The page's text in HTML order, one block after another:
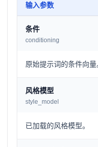
输入参数
条件
conditioning
原始提示词的条件向量
风格模型
style_model
已加载的风格模型。